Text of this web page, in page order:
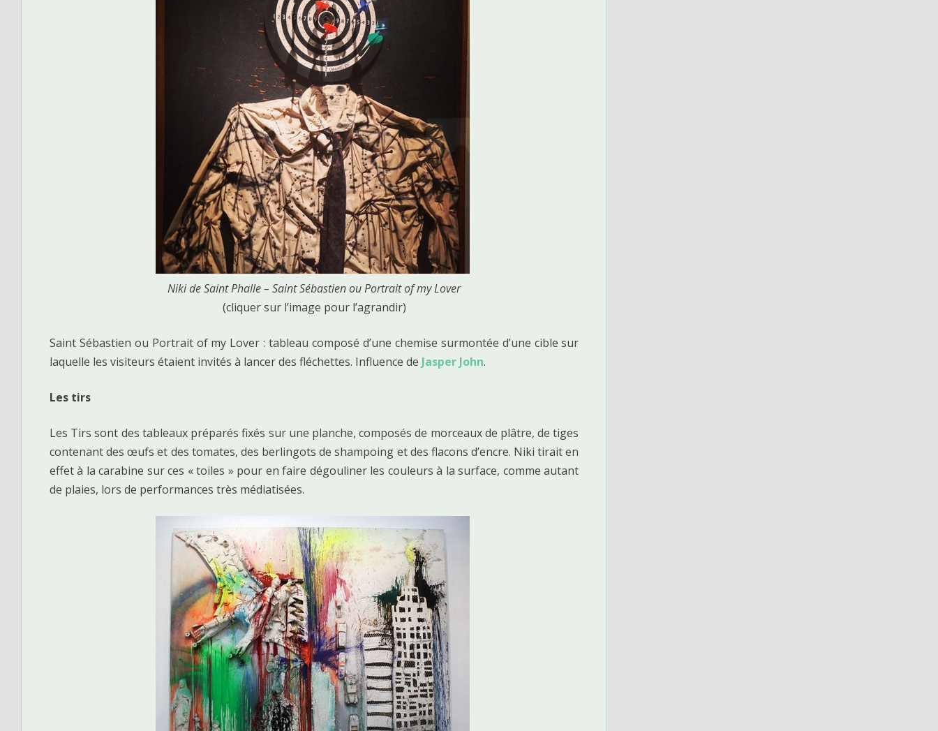
Niki de Saint Phalle – Saint Sébastien ou Portrait of my Lover
(cliquer sur l’image pour l’agrandir)
Saint Sébastien ou Portrait of my Lover : tableau composé d’une chemise surmontée d’une cible sur
laquelle les visiteurs étaient invités à lancer des fléchettes. Influence de Jasper John.
Les tirs
Les Tirs sont des tableaux préparés fixés sur une planche, composés de morceaux de plâtre, de tiges
contenant des œufs et des tomates, des berlingots de shampoing et des flacons d’encre. Niki tirait en
effet à la carabine sur ces « toiles » pour en faire dégouliner les couleurs à la surface, comme autant
de plaies, lors de performances très médiatisées.